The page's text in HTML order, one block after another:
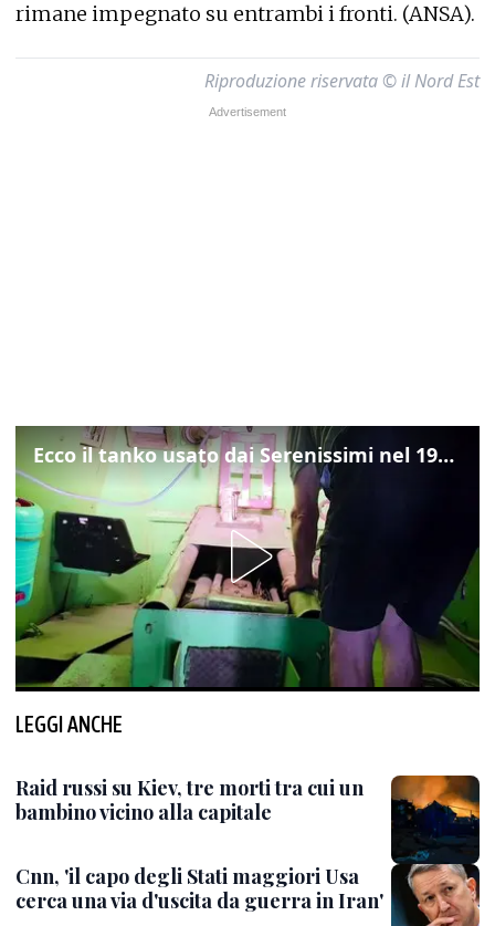
rimane impegnato su entrambi i fronti. (ANSA).
Riproduzione riservata © il Nord Est
Ecco il tanko usato dai Serenissimi nel 1997 per il blitz a San Marco
LEGGI ANCHE
Raid russi su Kiev, tre morti tra cui un
bambino vicino alla capitale
Cnn, 'il capo degli Stati maggiori Usa
cerca una via d'uscita da guerra in Iran'